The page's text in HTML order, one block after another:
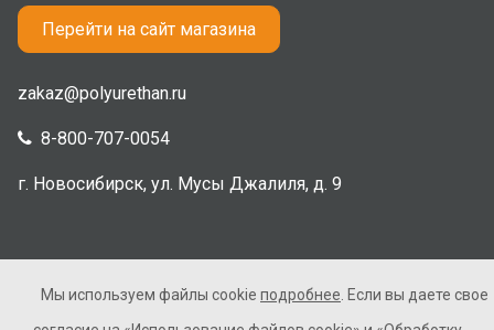
Перейти на сайт магазина
zakaz@polyurethan.ru
8-800-707-0054
г. Новосибирск, ул. Мусы Джалиля, д. 9
2005-2026 © Полиуретан. Все права защищены. Не
Мы используем файлы cookie подробнее . Если вы даете свое